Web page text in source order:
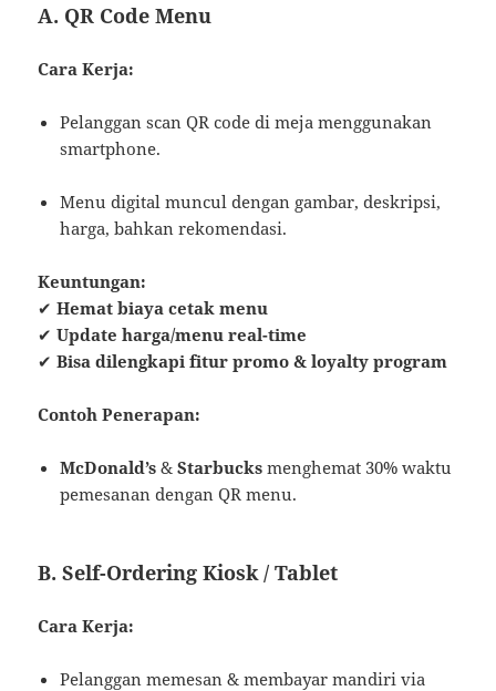
A. QR Code Menu
Cara Kerja:
Pelanggan scan QR code di meja menggunakan
smartphone.
Menu digital muncul dengan gambar, deskripsi,
harga, bahkan rekomendasi.
Keuntungan:
✔Hemat biaya cetak menu
✔Update harga/menu real-time
✔Bisa dilengkapi fitur promo & loyalty program
Contoh Penerapan:
McDonald’s &Starbucks menghemat 30% waktu
pemesanan dengan QR menu.
B. Self-Ordering Kiosk / Tablet
Cara Kerja:
Pelanggan memesan & membayar mandiri via